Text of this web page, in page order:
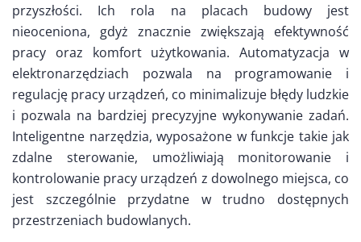
przyszłości. Ich rola na placach budowy jest
nieoceniona, gdyż znacznie zwiększają efektywność
pracy oraz komfort użytkowania. Automatyzacja w
elektronarzędziach pozwala na programowanie i
regulację pracy urządzeń, co minimalizuje błędy ludzkie
i pozwala na bardziej precyzyjne wykonywanie zadań.
Inteligentne narzędzia, wyposażone w funkcje takie jak
zdalne sterowanie, umożliwiają monitorowanie i
kontrolowanie pracy urządzeń z dowolnego miejsca, co
jest szczególnie przydatne w trudno dostępnych
przestrzeniach budowlanych.